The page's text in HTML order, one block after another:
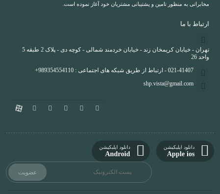
مخابراتی به منظور تامین و پشتیبانی مشتریان خود آغاز نموده است.
ارتباط با ما
تهران - خیابان کریمخان زند - خیابان خردمند شمالی - کوچه دی - پلاک 2 طبقه 5
واحد 26
021-41407 - ارتباط از طریق شبکه های اجتماعی : 989354554110+
shp.vista@gmail.com
دانلود اپلیکیشن
Apple ios
دانلود اپلیکیشن
Android